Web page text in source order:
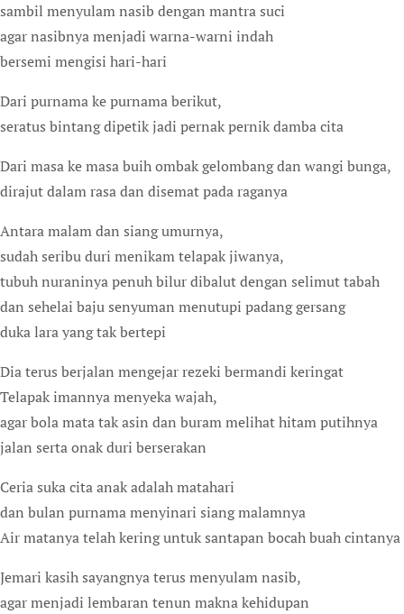
sambil menyulam nasib dengan mantra suci
agar nasibnya menjadi warna-warni indah
bersemi mengisi hari-hari
Dari purnama ke purnama berikut,
seratus bintang dipetik jadi pernak pernik damba cita
Dari masa ke masa buih ombak gelombang dan wangi bunga,
dirajut dalam rasa dan disemat pada raganya
Antara malam dan siang umurnya,
sudah seribu duri menikam telapak jiwanya,
tubuh nuraninya penuh bilur dibalut dengan selimut tabah
dan sehelai baju senyuman menutupi padang gersang
duka lara yang tak bertepi
Dia terus berjalan mengejar rezeki bermandi keringat
Telapak imannya menyeka wajah,
agar bola mata tak asin dan buram melihat hitam putihnya
jalan serta onak duri berserakan
Ceria suka cita anak adalah matahari
dan bulan purnama menyinari siang malamnya
Air matanya telah kering untuk santapan bocah buah cintanya
Jemari kasih sayangnya terus menyulam nasib,
agar menjadi lembaran tenun makna kehidupan